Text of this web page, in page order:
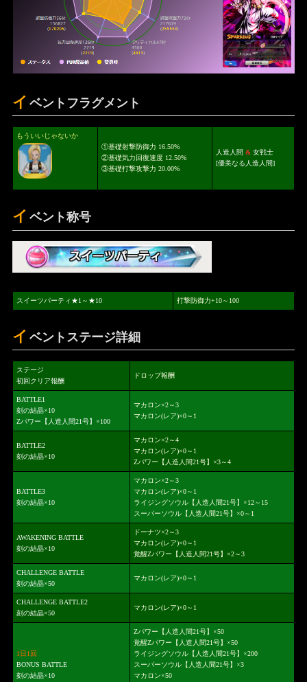
イ ベントフラグメント
もういいじゃないか
①基礎射撃防御力 16.50%
②基礎気力回復速度 12.50%
③基礎打撃攻撃力 20.00%
人造人間 & 女戦士
[優美なる人造人間]
イ ベント称号
スイーツパーティ★1～★10 打撃防御力+10～100
イ ベントステージ詳細
ステージ
初回クリア報酬
ドロップ報酬
BATTLE1
刻の結晶×10
Zパワー【人造人間21号】×100
マカロン×2～3
マカロン(レア)×0～1
BATTLE2
刻の結晶×10
マカロン×2～4
マカロン(レア)×0～1
Zパワー【人造人間21号】×3～4
BATTLE3
刻の結晶×10
マカロン×2～3
マカロン(レア)×0～1
ライジングソウル【人造人間21号】×12～15
スーパーソウル【人造人間21号】×0～1
AWAKENING BATTLE
刻の結晶×10
ドーナツ×2～3
マカロン(レア)×0～1
覚醒Zパワー【人造人間21号】×2～3
CHALLENGE BATTLE
刻の結晶×50
マカロン(レア)×0～1
CHALLENGE BATTLE2
刻の結晶×50
マカロン(レア)×0～1
1日1回
BONUS BATTLE
刻の結晶×10
Zパワー【人造人間21号】×50
覚醒Zパワー【人造人間21号】×50
ライジングソウル【人造人間21号】×200
スーパーソウル【人造人間21号】×3
マカロン×50